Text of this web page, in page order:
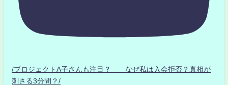
/プロジェクトA子さんも注目？ なぜ私は入会拒否？真相が
刺さる3分間？/